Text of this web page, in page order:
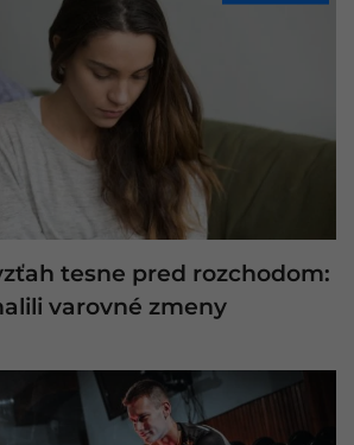
tesne pred rozchodom:
varovné zmeny